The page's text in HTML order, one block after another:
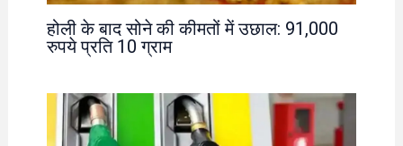
होली के बाद सोने की कीमतों में उछाल: 91,000
रुपये प्रति 10 ग्राम